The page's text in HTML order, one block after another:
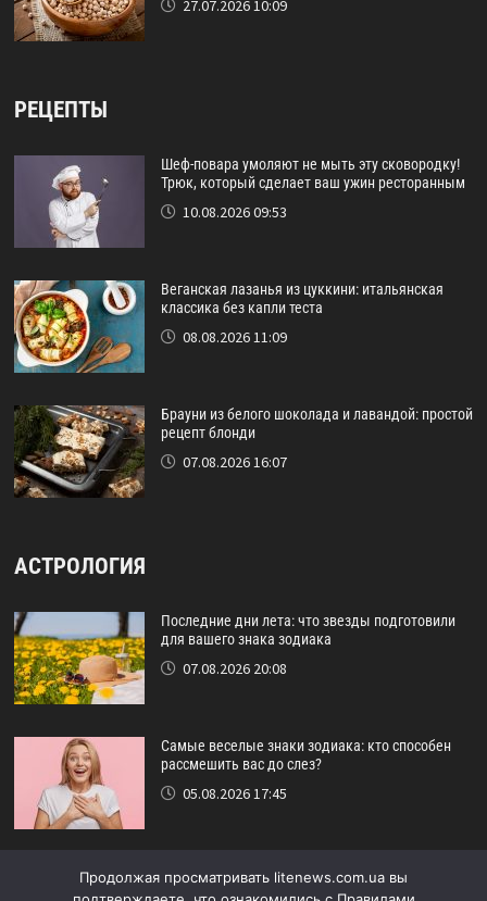
27.07.2026 10:09
РЕЦЕПТЫ
Шеф-повара умоляют не мыть эту сковородку!
Трюк, который сделает ваш ужин ресторанным
10.08.2026 09:53
Веганская лазанья из цуккини: итальянская
классика без капли теста
08.08.2026 11:09
Брауни из белого шоколада и лавандой: простой
рецепт блонди
07.08.2026 16:07
АСТРОЛОГИЯ
Последние дни лета: что звезды подготовили
для вашего знака зодиака
07.08.2026 20:08
Самые веселые знаки зодиака: кто способен
рассмешить вас до слез?
05.08.2026 17:45
Астрологический прогноз на август: кому
повезет в конце лета
Продолжая просматривать litenews.com.ua вы